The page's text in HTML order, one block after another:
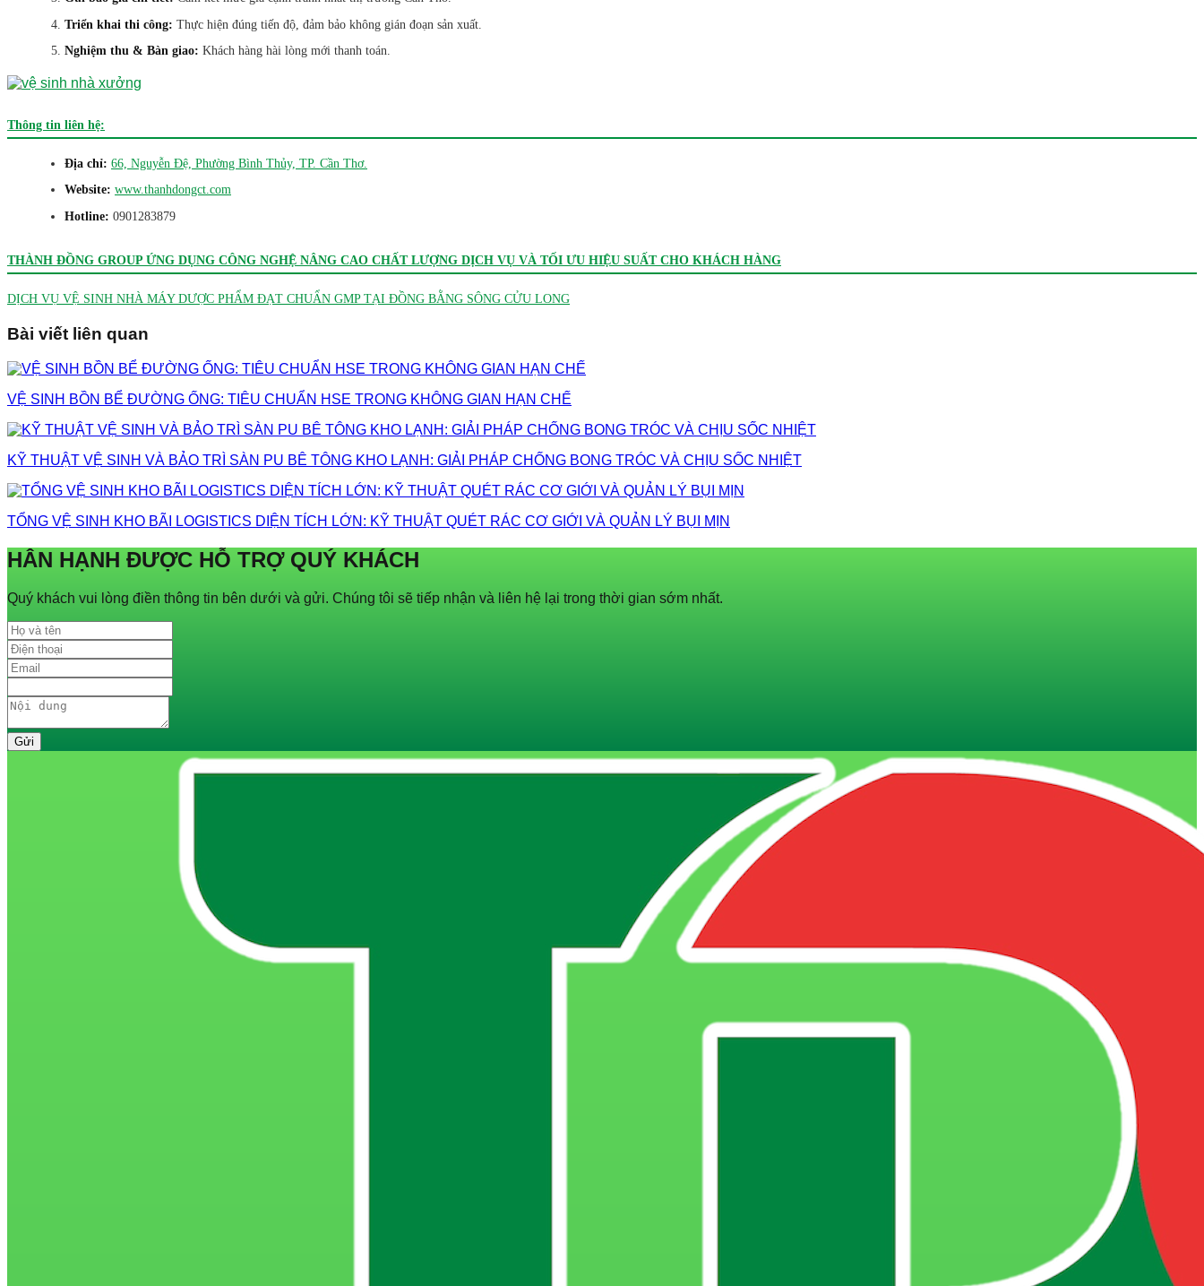
Triển khai thi công: Thực hiện đúng tiến độ, đảm bảo không gián đoạn sản xuất.
Nghiệm thu & Bàn giao: Khách hàng hài lòng mới thanh toán.
Thông tin liên hệ:
Địa chỉ: 66, Nguyễn Đệ, Phường Bình Thủy, TP. Cần Thơ.
Website: www.thanhdongct.com
Hotline: 0901283879
THÀNH ĐỒNG GROUP ỨNG DỤNG CÔNG NGHỆ NÂNG CAO CHẤT LƯỢNG DỊCH VỤ VÀ TỐI ƯU HIỆU SUẤT CHO KHÁCH HÀNG
DỊCH VỤ VỆ SINH NHÀ MÁY DƯỢC PHẨM ĐẠT CHUẨN GMP TẠI ĐỒNG BẰNG SÔNG CỬU LONG
Bài viết liên quan
VỆ SINH BỒN BỂ ĐƯỜNG ỐNG: TIÊU CHUẨN HSE TRONG KHÔNG GIAN HẠN CHẾ
KỸ THUẬT VỆ SINH VÀ BẢO TRÌ SÀN PU BÊ TÔNG KHO LẠNH: GIẢI PHÁP CHỐNG BONG TRÓC VÀ CHỊU SỐC NHIỆT
TỔNG VỆ SINH KHO BÃI LOGISTICS DIỆN TÍCH LỚN: KỸ THUẬT QUÉT RÁC CƠ GIỚI VÀ QUẢN LÝ BỤI MỊN
HÂN HẠNH ĐƯỢC HỖ TRỢ QUÝ KHÁCH
Quý khách vui lòng điền thông tin bên dưới và gửi. Chúng tôi sẽ tiếp nhận và liên hệ lại trong thời gian sớm nhất.
Gửi